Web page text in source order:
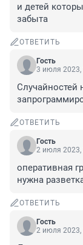
и детей
забыта
ОТВЕТИТЬ
Гость
3 июля 2023,
Случайностей
ОТВЕТИТЬ
Гость
2 июля 2023,
оперативная
нужна
ОТВЕТИТЬ
Гость
2 июля 2023,